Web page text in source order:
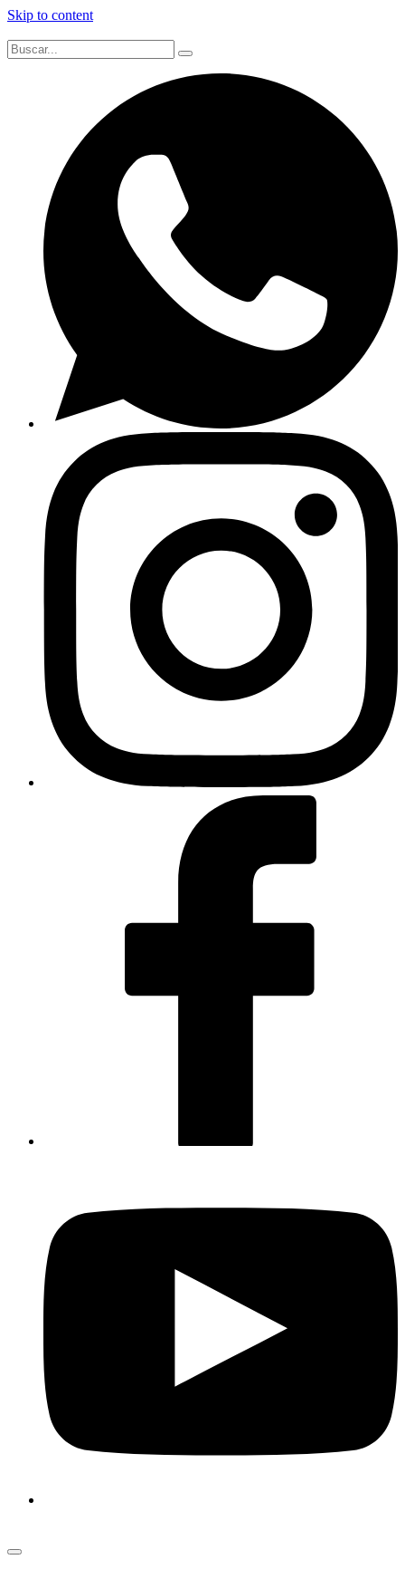
Skip to content